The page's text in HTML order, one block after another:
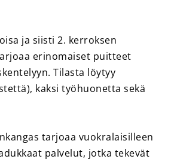
ja siisti 2. kerroksen
erinomaiset puitteet
Tilasta löytyy
kaksi työhuonetta sekä
tarjoaa vuokralaisilleen
palvelut, jotka tekevät